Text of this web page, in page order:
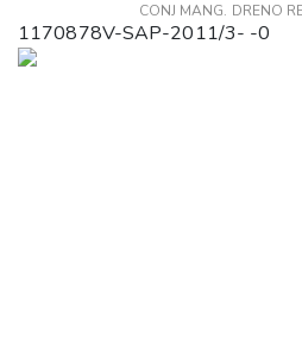
CONJ MANG. DRENO
1170878V-SAP-2011/3- -0